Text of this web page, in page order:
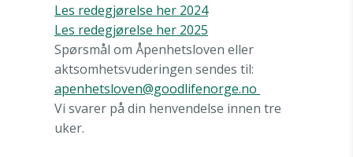
Les redegjørelse her 2024
Les redegjørelse her 2025
Spørsmål om Åpenhetsloven eller
aktsomhetsvuderingen sendes til:
apenhetsloven@goodlifenorge.no
Vi svarer på din henvendelse innen tre
uker.